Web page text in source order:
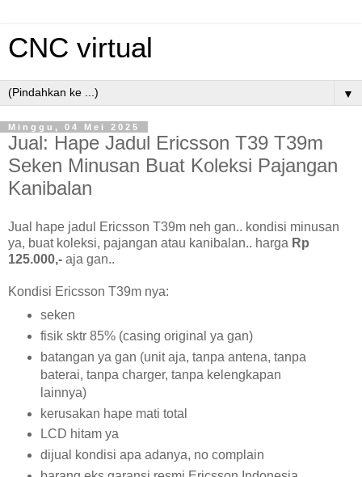
CNC virtual
▼
Minggu, 04 Mei 2025
Jual: Hape Jadul Ericsson T39 T39m
Seken Minusan Buat Koleksi Pajangan
Kanibalan
Jual hape jadul Ericsson T39m neh gan.. kondisi minusan
ya, buat koleksi, pajangan atau kanibalan.. harga Rp
125.000,- aja gan..
Kondisi Ericsson T39m nya:
seken
fisik sktr 85% (casing original ya gan)
batangan ya gan (unit aja, tanpa antena, tanpa
baterai, tanpa charger, tanpa kelengkapan
lainnya)
kerusakan hape mati total
LCD hitam ya
dijual kondisi apa adanya, no complain